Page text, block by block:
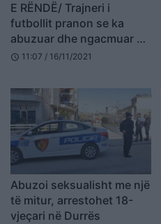
E RËNDË/ Trajneri i
futbollit pranon se ka
abuzuar dhe ngacmuar 30
të mitur
schedule 11:07 / 16/11/2021
Abuzoi seksualisht me një
të mitur, arrestohet 18-
vjeçari në Durrës